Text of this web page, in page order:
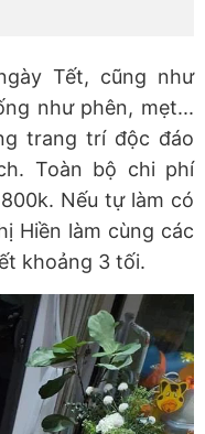
Tết, cũng như
như phên, mẹt...
trang trí độc đáo
Toàn bộ chi phí
Nếu tự làm có
Hiền làm cùng các
khoảng 3 tối.